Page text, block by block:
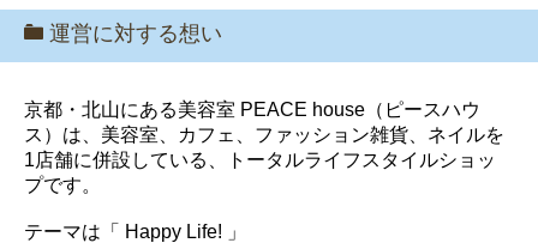
運営に対する想い
京都・北山にある美容室 PEACE house（ピースハウ
ス）は、美容室、カフェ、ファッション雑貨、ネイルを
1店舗に併設している、トータルライフスタイルショッ
プです。
テーマは「 Happy Life! 」